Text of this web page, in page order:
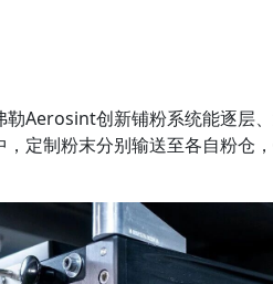
Aerosint创新铺粉系统能逐层
定制粉末分别输送至各自粉仓